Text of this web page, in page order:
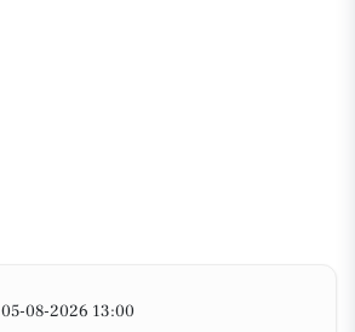
05-08-2026 13:00